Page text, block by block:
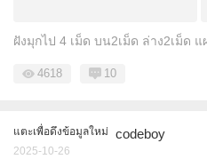
ฝังมุกไป 4 เม็ด บน2เม็ด ล่าง2เม็ด
4618 10
แตะเพื่อดึงข้อมูลใหม่ codeboy
2025-10-26